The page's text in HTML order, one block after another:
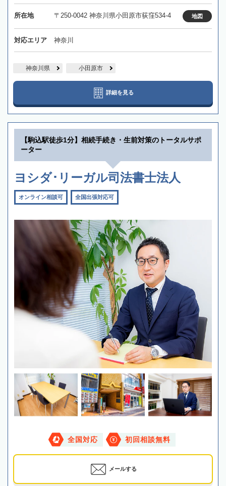
所在地 〒250-0042 神奈川県小田原市荻窪534-4 地図
対応エリア 神奈川
神奈川県 小田原市
詳細を見る
【駒込駅徒歩1分】相続手続き・生前対策のトータルサポ
ーター
ヨシダ･リーガル司法書士法人
オンライン相談可 全国出張対応可
全国対応 初回相談無料
メールする